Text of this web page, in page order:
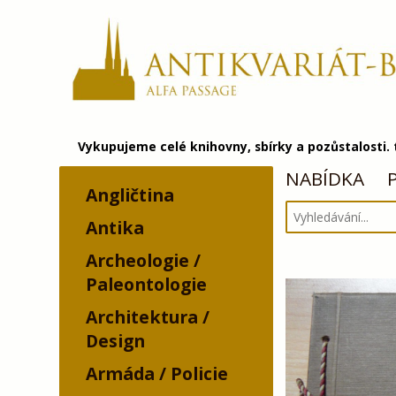
Vykupujeme celé knihovny, sbírky a pozůstalosti.
Angličtina
Antika
Archeologie /
Paleontologie
Architektura /
Design
Armáda / Policie
NABÍDKA